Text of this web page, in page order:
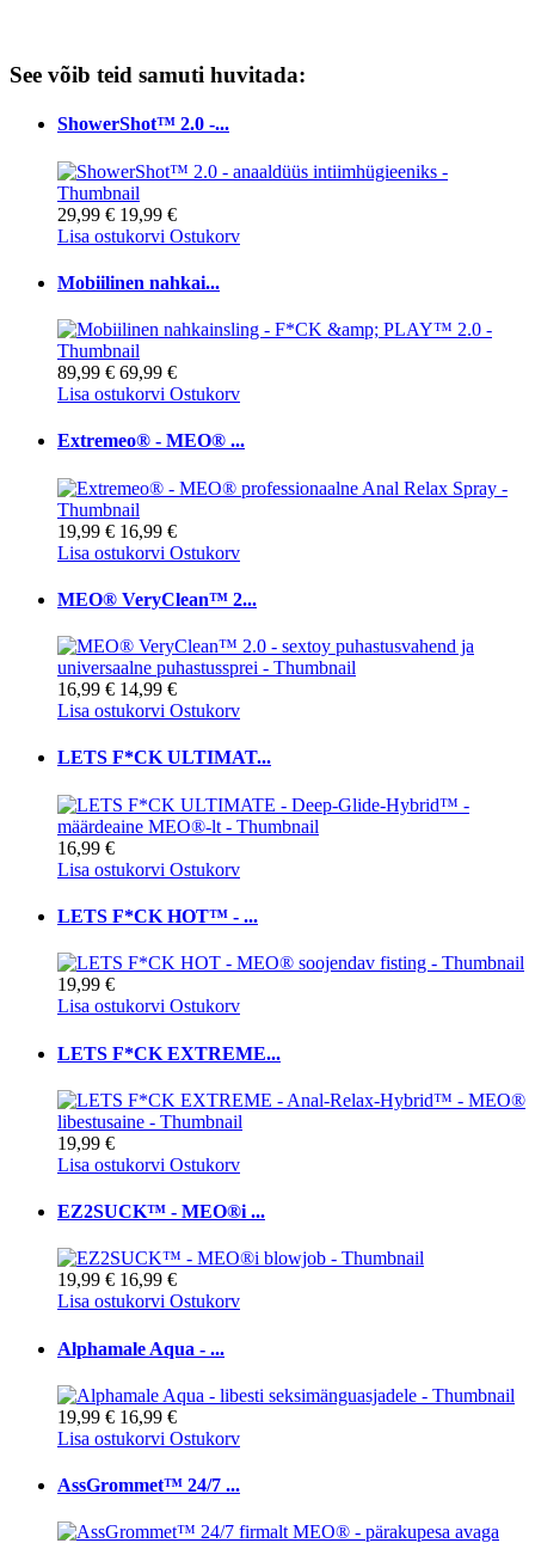
See võib teid samuti huvitada:
ShowerShot™ 2.0 -...
29,99 € 19,99 €
Lisa ostukorvi Ostukorv
Mobiilinen nahkai...
89,99 € 69,99 €
Lisa ostukorvi Ostukorv
Extremeo® - MEO® ...
19,99 € 16,99 €
Lisa ostukorvi Ostukorv
MEO® VeryClean™ 2...
16,99 € 14,99 €
Lisa ostukorvi Ostukorv
LETS F*CK ULTIMAT...
16,99 €
Lisa ostukorvi Ostukorv
LETS F*CK HOT™ - ...
19,99 €
Lisa ostukorvi Ostukorv
LETS F*CK EXTREME...
19,99 €
Lisa ostukorvi Ostukorv
EZ2SUCK™ - MEO®i ...
19,99 € 16,99 €
Lisa ostukorvi Ostukorv
Alphamale Aqua - ...
19,99 € 16,99 €
Lisa ostukorvi Ostukorv
AssGrommet™ 24/7 ...